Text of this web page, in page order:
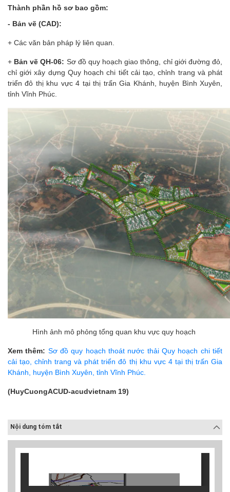
Thành phần hồ sơ bao gồm:
- Bản vẽ (CAD):
+ Các văn bản pháp lý liên quan.
+ Bản vẽ QH-06: Sơ đồ quy hoạch giao thông, chỉ giới đường đỏ,
chỉ giới xây dựng Quy hoạch chi tiết cải tạo, chỉnh trang và phát
triển đô thị khu vực 4 tại thị trấn Gia Khánh, huyện Bình Xuyên,
tỉnh Vĩnh Phúc.
Hình ảnh mô phỏng tổng quan khu vực quy hoạch
Xem thêm: Sơ đồ quy hoạch thoát nước thải Quy hoạch chi tiết
cải tạo, chỉnh trang và phát triển đô thị khu vực 4 tại thị trấn Gia
Khánh, huyện Bình Xuyên, tỉnh Vĩnh Phúc.
(HuyCuongACUD-acudvietnam 19)
Nội dung tóm tắt